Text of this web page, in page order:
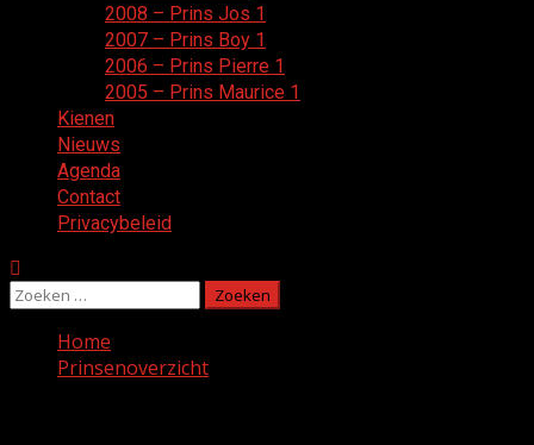
2008 – Prins Jos 1
2007 – Prins Boy 1
2006 – Prins Pierre 1
2005 – Prins Maurice 1
Kienen
Nieuws
Agenda
Contact
Privacybeleid
Zoeken
Home
Prinsenoverzicht